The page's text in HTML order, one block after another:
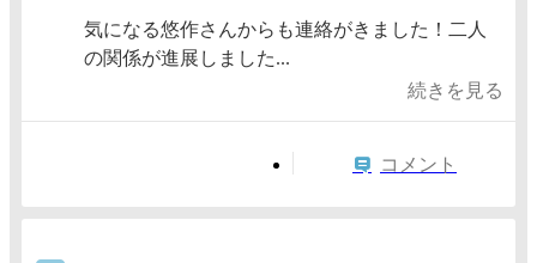
気になる悠作さんからも連絡がきました！二人
の関係が進展しました...
続きを見る
コメント